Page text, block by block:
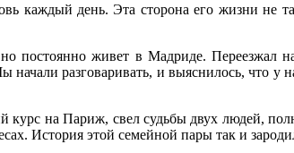
каждый день. Эта сторона его жизни не
постоянно живет в Мадриде. Переезжал
разговаривать, и выяснилось, что у
курс на Париж, свел судьбы двух людей,
История этой семейной пары так и